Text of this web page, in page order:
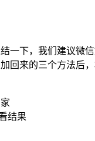
一下，我们建议微
回来的三个方法后
结果